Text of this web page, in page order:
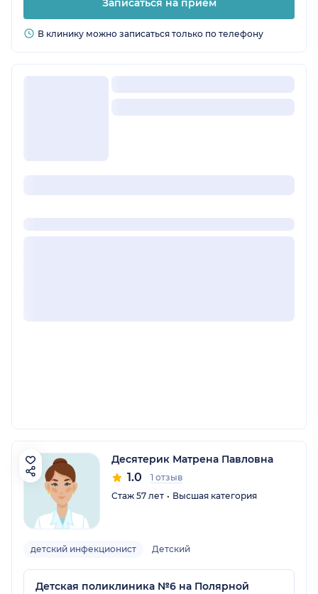
Записаться на прием
В клинику можно записаться только по телефону
Десятерик Матрена Павловна
1.0
1 отзыв
Стаж 57 лет
Высшая категория
детский инфекционист Детский
Детская поликлиника №6 на Полярной